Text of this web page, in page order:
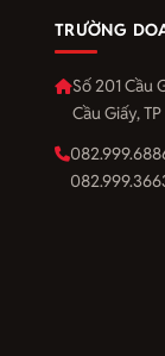
TRƯỜNG
Số 201 Cầu
Cầu Giấy,